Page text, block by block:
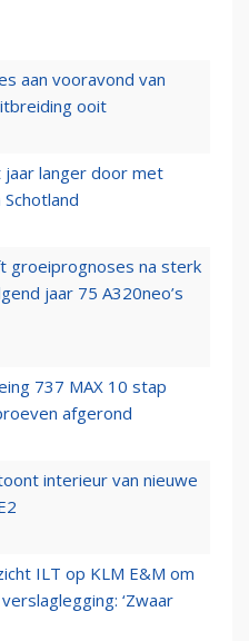
aan vooravond van
ooit
jaar langer door met
groeiprognoses na sterk
jaar 75 A320neo’s
737 MAX 10 stap
afgerond
interieur van nieuwe
ILT op KLM E&M om
‘Zwaar